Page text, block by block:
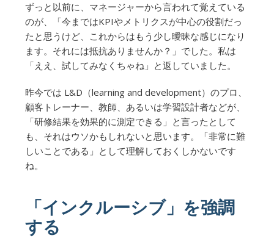
ずっと以前に、マネージャーから言われて覚えている
のが、「今まではKPIやメトリクスが中心の役割だっ
たと思うけど、これからはもう少し曖昧な感じになり
ます。それには抵抗ありませんか？」でした。私は
「ええ、試してみなくちゃね」と返していました。
昨今では L&D（learning and development）のプロ、
顧客トレーナー、教師、あるいは学習設計者などが、
「研修結果を効果的に測定できる」と言ったとして
も、それはウソかもしれないと思います。「非常に難
しいことである」として理解しておくしかないです
ね。
「インクルーシブ」を強調
する